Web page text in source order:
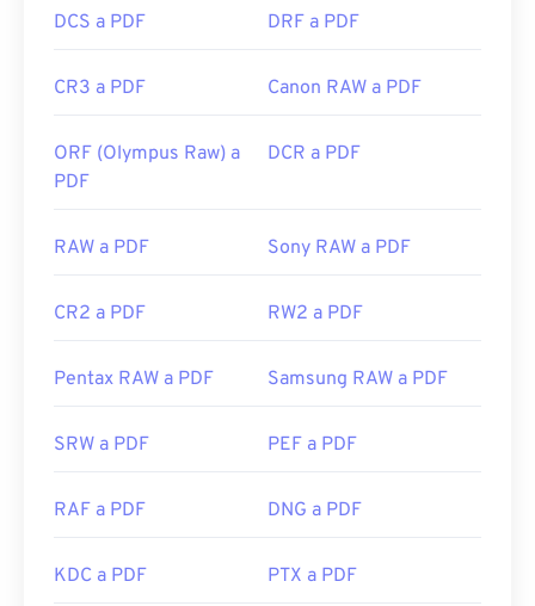
DCS a PDF DRF a PDF
CR3 a PDF Canon RAW a PDF
ORF (Olympus Raw) a
PDF
DCR a PDF
RAW a PDF Sony RAW a PDF
CR2 a PDF RW2 a PDF
Pentax RAW a PDF Samsung RAW a PDF
SRW a PDF PEF a PDF
RAF a PDF DNG a PDF
KDC a PDF PTX a PDF